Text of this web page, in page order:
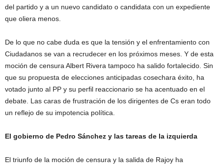
del partido y a un nuevo candidato o candidata con un expediente
que oliera menos.
De lo que no cabe duda es que la tensión y el enfrentamiento con
Ciudadanos se van a recrudecer en los próximos meses. Y de esta
moción de censura Albert Rivera tampoco ha salido fortalecido. Sin
que su propuesta de elecciones anticipadas cosechara éxito, ha
votado junto al PP y su perfil reaccionario se ha acentuado en el
debate. Las caras de frustración de los dirigentes de Cs eran todo
un reflejo de su impotencia política.
El gobierno de Pedro Sánchez y las tareas de la izquierda
El triunfo de la moción de censura y la salida de Rajoy ha